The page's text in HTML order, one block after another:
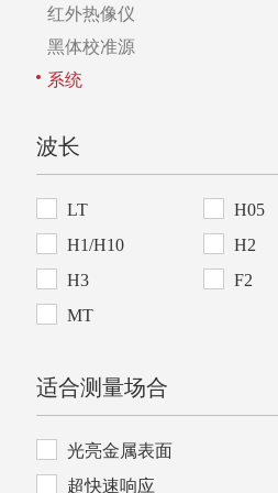
红外热像仪
黑体校准源
系统
波长
LT
H05
H1/H10
H2
H3
F2
MT
适合测量场合
光亮金属表面
超快速响应